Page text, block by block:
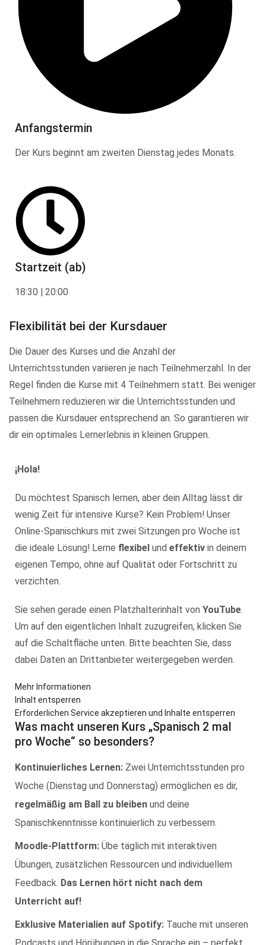
Anfangstermin
Der Kurs beginnt am zweiten Dienstag jedes Monats.
Startzeit (ab)
18:30 | 20:00
Flexibilität bei der Kursdauer
Die Dauer des Kurses und die Anzahl der
Unterrichtsstunden variieren je nach Teilnehmerzahl. In der
Regel finden die Kurse mit 4 Teilnehmern statt. Bei weniger
Teilnehmern reduzieren wir die Unterrichtsstunden und
passen die Kursdauer entsprechend an. So garantieren wir
dir ein optimales Lernerlebnis in kleinen Gruppen.
¡Hola!
Du möchtest Spanisch lernen, aber dein Alltag lässt dir
wenig Zeit für intensive Kurse? Kein Problem! Unser
Online-Spanischkurs mit zwei Sitzungen pro Woche ist
die ideale Lösung! Lerne flexibel und effektiv in deinem
eigenen Tempo, ohne auf Qualität oder Fortschritt zu
verzichten.
Sie sehen gerade einen Platzhalterinhalt von YouTube.
Um auf den eigentlichen Inhalt zuzugreifen, klicken Sie
auf die Schaltfläche unten. Bitte beachten Sie, dass
dabei Daten an Drittanbieter weitergegeben werden.
Mehr Informationen
Inhalt entsperren
Erforderlichen Service akzeptieren und Inhalte entsperren
Was macht unseren Kurs „Spanisch 2 mal
pro Woche“ so besonders?
Kontinuierliches Lernen: Zwei Unterrichtsstunden pro
Woche (Dienstag und Donnerstag) ermöglichen es dir,
regelmäßig am Ball zu bleiben und deine
Spanischkenntnisse kontinuierlich zu verbessern.
Moodle-Plattform: Übe täglich mit interaktiven
Übungen, zusätzlichen Ressourcen und individuellem
Feedback. Das Lernen hört nicht nach dem
Unterricht auf!
Exklusive Materialien auf Spotify: Tauche mit unseren